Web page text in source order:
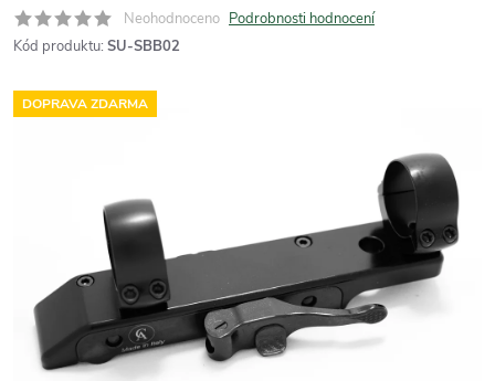
Neohodnoceno Podrobnosti hodnocení
Kód produktu: SU-SBB02
DOPRAVA ZDARMA